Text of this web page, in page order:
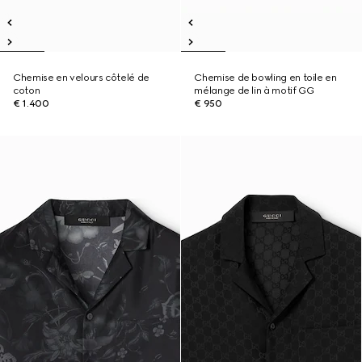
Chemise en velours côtelé de
coton
€ 1.400
Chemise de bowling en toile en
mélange de lin à motif GG
€ 950